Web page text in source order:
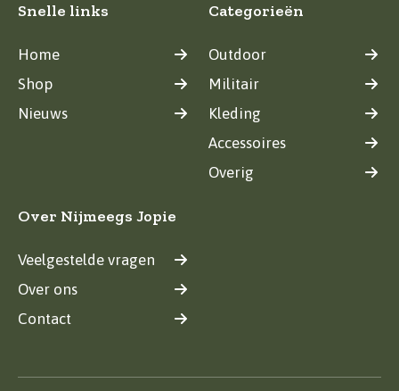
Snelle links
Home
Shop
Nieuws
Categorieën
Outdoor
Militair
Kleding
Accessoires
Overig
Over Nijmeegs Jopie
Veelgestelde vragen
Over ons
Contact